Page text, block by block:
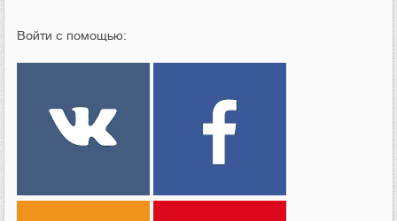
Войти с помощью: